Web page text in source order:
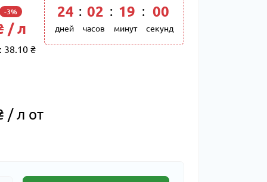
-3%
/ л
38.10 ₴
/ л от
24
дней
: 02
часов
: 18
минут
: 59
секунд